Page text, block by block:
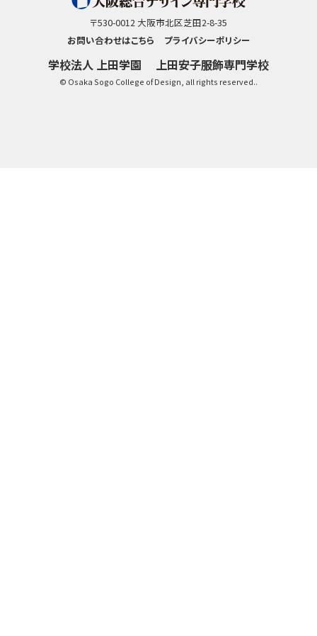
〒530-0012 大阪市北区芝田2-8-35
お問い合わせはこちら
プライバシーポリシー
学校法人 上田学園 上田安子服飾専門学校
© Osaka Sogo College of Design, all rights reserved..